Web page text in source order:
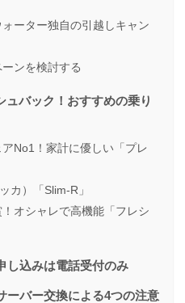
ォーター独自の引越しキャン
ンを検討する
ュバック！おすすめの乗り
No1！家計に優しい「プレ
カ）「Slim-R」
オシャレで高機能「フレシ
し込みは電話受付のみ
ーバー交換による4つの注意